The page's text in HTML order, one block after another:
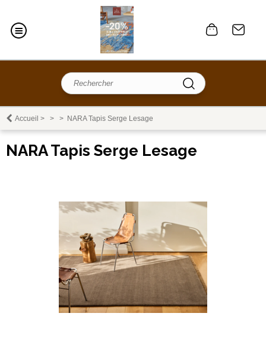
Accueil > > > NARA Tapis Serge Lesage
NARA Tapis Serge Lesage